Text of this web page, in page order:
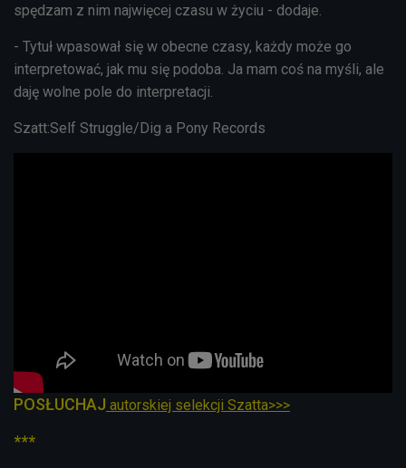
spędzam z nim najwięcej czasu w życiu - dodaje.
- Tytuł wpasował się w obecne czasy, każdy może go
interpretować, jak mu się podoba. Ja mam coś na myśli, ale
daję wolne pole do interpretacji.
Szatt:Self Struggle/Dig a Pony Records
POSŁUCHAJ autorskiej selekcji Szatta>>>
***